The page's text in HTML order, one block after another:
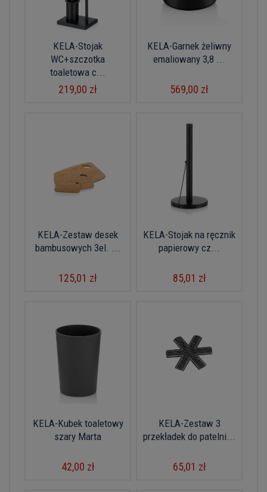
KELA-Stojak
WC+szczotka
toaletowa c...
219,00 zł
KELA-Garnek żeliwny
emaliowany 3,8 ...
569,00 zł
KELA-Zestaw desek
bambusowych 3el. ...
125,01 zł
KELA-Stojak na ręcznik
papierowy cz...
85,01 zł
KELA-Kubek toaletowy
szary Marta
42,00 zł
KELA-Zestaw 3
przekładek do patelni...
65,01 zł